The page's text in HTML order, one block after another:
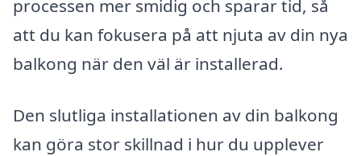
processen mer smidig och sparar tid, så
att du kan fokusera på att njuta av din nya
balkong när den väl är installerad.
Den slutliga installationen av din balkong
kan göra stor skillnad i hur du upplever